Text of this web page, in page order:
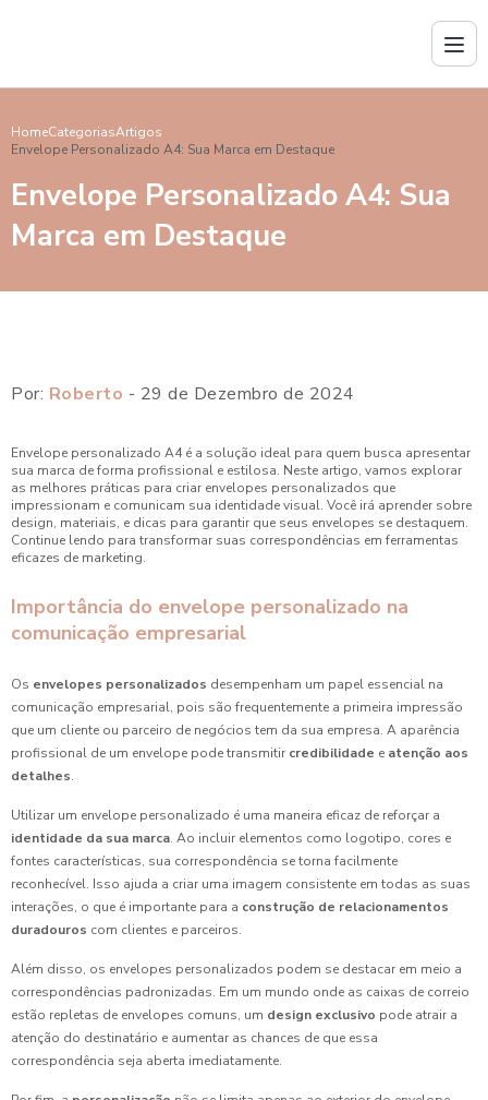
HomeCategoriasArtigos
Envelope Personalizado A4: Sua Marca em Destaque
Envelope Personalizado A4: Sua
Marca em Destaque
Por: Roberto - 29 de Dezembro de 2024
Envelope personalizado A4 é a solução ideal para quem busca apresentar
sua marca de forma profissional e estilosa. Neste artigo, vamos explorar
as melhores práticas para criar envelopes personalizados que
impressionam e comunicam sua identidade visual. Você irá aprender sobre
design, materiais, e dicas para garantir que seus envelopes se destaquem.
Continue lendo para transformar suas correspondências em ferramentas
eficazes de marketing.
Importância do envelope personalizado na
comunicação empresarial
Os envelopes personalizados desempenham um papel essencial na
comunicação empresarial, pois são frequentemente a primeira impressão
que um cliente ou parceiro de negócios tem da sua empresa. A aparência
profissional de um envelope pode transmitir credibilidade e atenção aos
detalhes.
Utilizar um envelope personalizado é uma maneira eficaz de reforçar a
identidade da sua marca. Ao incluir elementos como logotipo, cores e
fontes características, sua correspondência se torna facilmente
reconhecível. Isso ajuda a criar uma imagem consistente em todas as suas
interações, o que é importante para a construção de relacionamentos
duradouros com clientes e parceiros.
Além disso, os envelopes personalizados podem se destacar em meio a
correspondências padronizadas. Em um mundo onde as caixas de correio
estão repletas de envelopes comuns, um design exclusivo pode atrair a
atenção do destinatário e aumentar as chances de que essa
correspondência seja aberta imediatamente.